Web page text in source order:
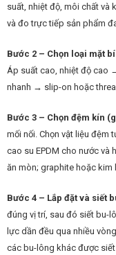
suất, nhiệt độ, môi chất và
và đo trực tiếp sản phẩm
Bước 2 – Chọn loại mặt
Áp suất cao, nhiệt độ cao
nhanh → slip-on hoặc
Bước 3 – Chọn đệm kín
mối nối. Chọn vật liệu đệm
cao su EPDM cho nước và
ăn mòn; graphite hoặc kim
Bước 4 – Lắp đặt và siết
đúng vị trí, sau đó siết bu-
lực dần đều qua nhiều
các bu-lông khác được